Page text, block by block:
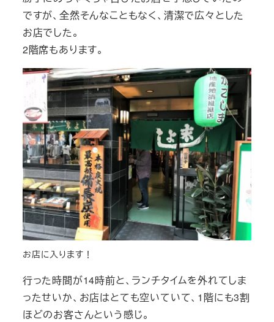
ですが、全然そんなこともなく、清潔で広々とした
お店でした。
2階席もあります。
お店に入ります！
行った時間が14時前と、ランチタイムを外れてしま
ったせいか、お店はとても空いていて、1階にも3割
ほどのお客さんという感じ。